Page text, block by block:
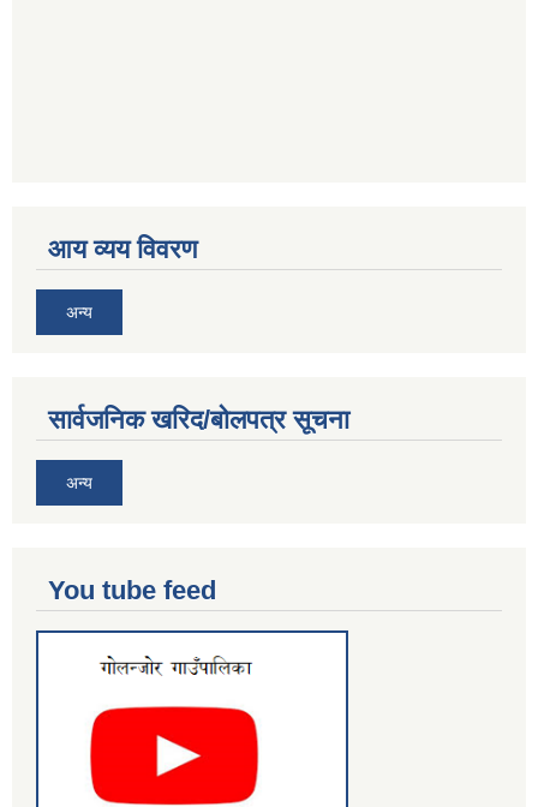
आय व्यय विवरण
अन्य
सार्वजनिक खरिद/बोलपत्र सूचना
अन्य
You tube feed